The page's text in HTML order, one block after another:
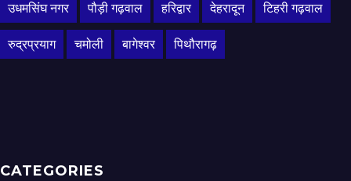
उधमसिंघ नगर पौड़ी गढ़वाल हरिद्वार देहरादून टिहरी गढ़वाल
रुद्रप्रयाग चमोली बागेश्वर पिथौरागढ़
CATEGORIES